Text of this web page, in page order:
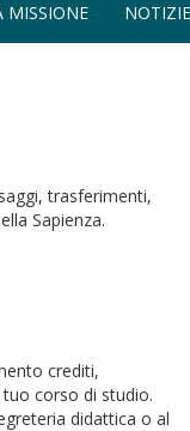
MISSIONE NOTIZIE
trasferimenti,
Sapienza.
crediti,
corso di studio.
didattica o al